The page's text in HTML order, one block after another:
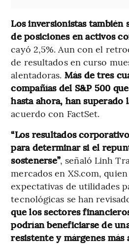
Los inversionistas también
de posiciones en activos
cayó 2,5%. Aun con el
de resultados en curso
alentadoras. Más de tres
compañías del S&P 500
hasta ahora, han superado
acuerdo con FactSet.
“Los resultados
para determinar si el
sostenerse”, señaló Linh
mercados en XS.com,
expectativas de utilidades
tecnológicas se han
que los sectores
podrían beneficiarse de
resistente y márgenes más